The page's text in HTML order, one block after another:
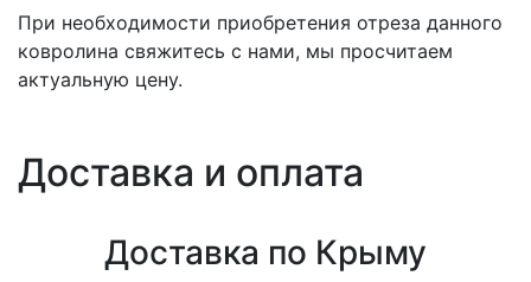
При необходимости приобретения отреза данного
ковролина свяжитесь с нами, мы просчитаем
актуальную цену.
Доставка и оплата
Доставка по Крыму